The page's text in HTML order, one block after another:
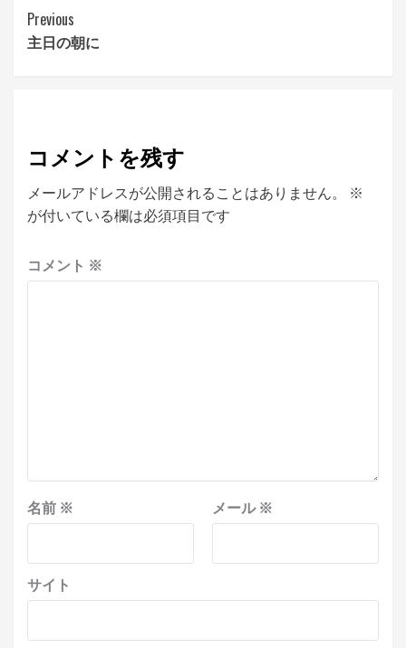
Continue
Reading
Previous
主日の朝に
コメントを残す
メールアドレスが公開されることはありません。
※
が付いている欄は必須項目です
コメント ※
名前 ※ メール ※
サイト